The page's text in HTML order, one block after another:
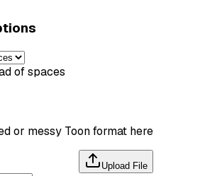
of spaces
or messy Toon format here
Upload File